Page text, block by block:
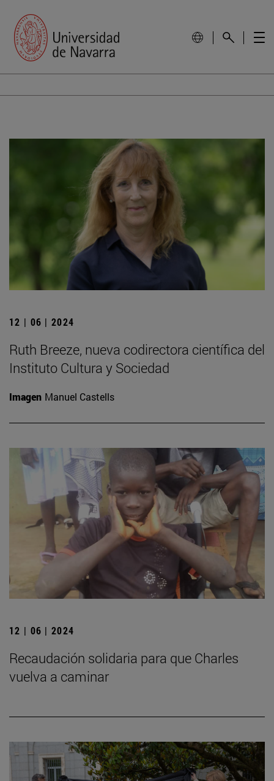
12 | 06 | 2024
Ruth Breeze, nueva codirectora científica del
Instituto Cultura y Sociedad
Imagen Manuel Castells
12 | 06 | 2024
Recaudación solidaria para que Charles
vuelva a caminar